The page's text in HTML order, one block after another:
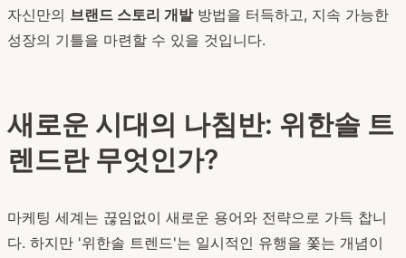
자신만의 브랜드 스토리 개발방법을 터득하고, 지속 가능한
성장의 기틀을 마련할 수 있을 것입니다.
새로운 시대의 나침반: 위한솔 트
렌드란 무엇인가?
마케팅 세계는 끊임없이 새로운 용어와 전략으로 가득 찹니
다. 하지만 '위한솔 트렌드'는 일시적인 유행을 쫓는 개념이